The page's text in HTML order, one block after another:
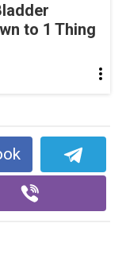
to 1 Thing